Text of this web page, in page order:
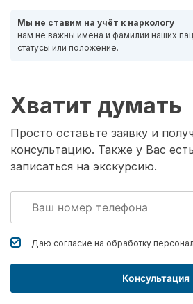
Мы не ставим на учёт к наркологу
нам не важны имена и фамилии наших
статусы или положение.
Хватит думать
Просто оставьте заявку и
консультацию. Также у Вас
записаться на экскурсию.
Даю согласие на обработку
Консультация